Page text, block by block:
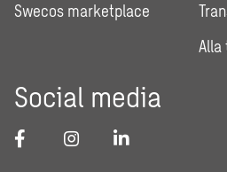
Swecos marketplace
Alla
Social media